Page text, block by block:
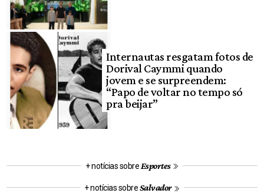
Internautas resgatam fotos de
Dorival Caymmi quando
jovem e se surpreendem:
“Papo de voltar no tempo só
pra beijar”
+ notícias sobre Esportes
+ notícias sobreSalvador